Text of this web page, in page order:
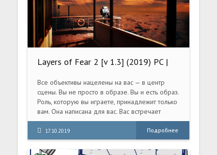
Layers of Fear 2 [v 1.3] (2019) PC |
Все объективы нацелены на вас — в центр
сцены. Вы не просто в образе. Вы и есть образ.
Роль, которую вы играете, принадлежит только
вам. Она написана для вас. Вас встречает
тишина. Режиссёр не выкрикивает указаний.
Вам не нужна команда, чтобы стать этой
версией себя. Вас наполняет стремление
играть, но в сценарии нет слов.
17.10.2019 Подробнее